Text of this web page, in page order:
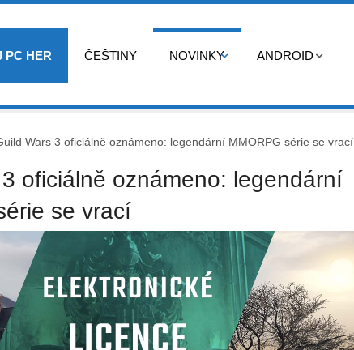
PC HER ČEŠTINY NOVINKY ANDROID
Wars 3 oficiálně oznámeno: legendární MMORPG série se vrací
oficiálně oznámeno: legendární
se vrací